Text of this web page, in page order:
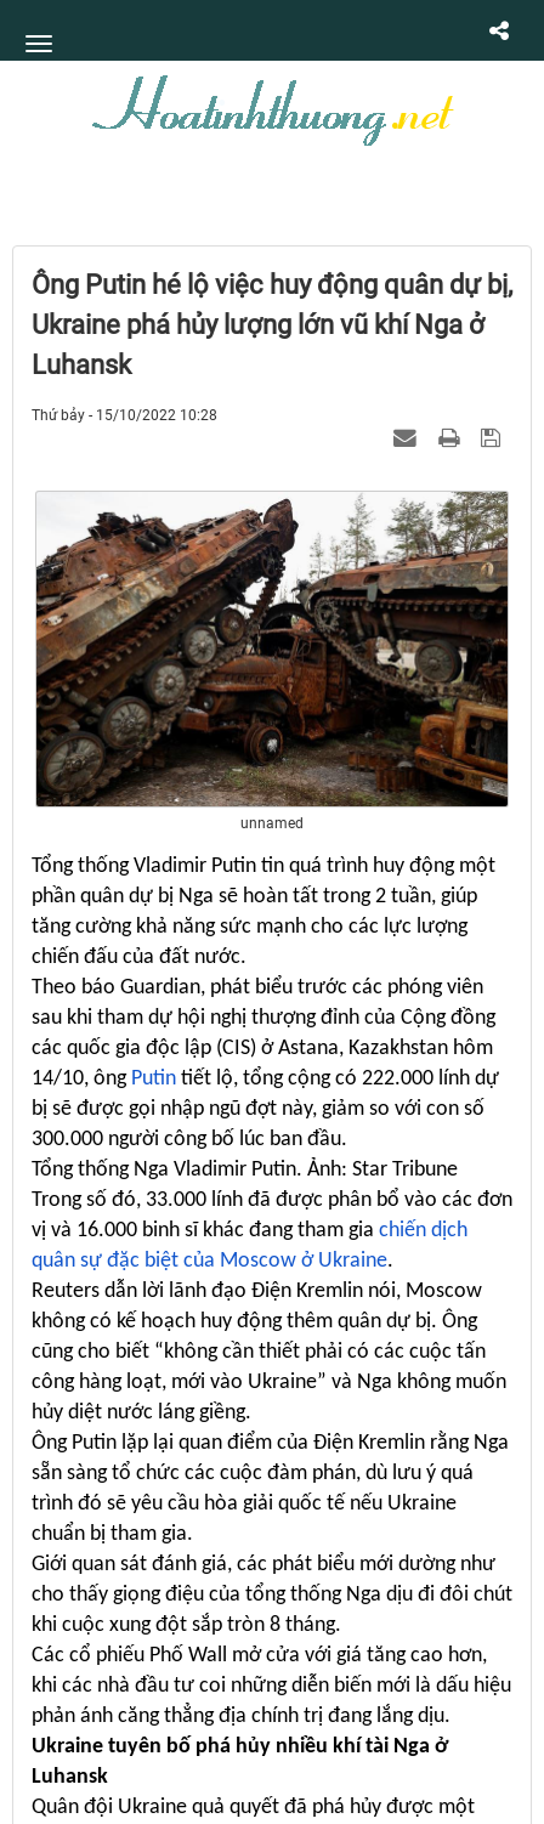
Ông Putin hé lộ việc huy động quân dự bị,
Ukraine phá hủy lượng lớn vũ khí Nga ở
Luhansk
Thứ bảy - 15/10/2022 10:28
unnamed
Tổng thống Vladimir Putin tin quá trình huy động một
phần quân dự bị Nga sẽ hoàn tất trong 2 tuần, giúp
tăng cường khả năng sức mạnh cho các lực lượng
chiến đấu của đất nước.
Theo báo Guardian, phát biểu trước các phóng viên
sau khi tham dự hội nghị thượng đỉnh của Cộng đồng
các quốc gia độc lập (CIS) ở Astana, Kazakhstan hôm
14/10, ông Putin tiết lộ, tổng cộng có 222.000 lính dự
bị sẽ được gọi nhập ngũ đợt này, giảm so với con số
300.000 người công bố lúc ban đầu.
Tổng thống Nga Vladimir Putin. Ảnh: Star Tribune
Trong số đó, 33.000 lính đã được phân bổ vào các đơn
vị và 16.000 binh sĩ khác đang tham gia chiến dịch
quân sự đặc biệt của Moscow ở Ukraine.
Reuters dẫn lời lãnh đạo Điện Kremlin nói, Moscow
không có kế hoạch huy động thêm quân dự bị. Ông
cũng cho biết “không cần thiết phải có các cuộc tấn
công hàng loạt, mới vào Ukraine” và Nga không muốn
hủy diệt nước láng giềng.
Ông Putin lặp lại quan điểm của Điện Kremlin rằng Nga
sẵn sàng tổ chức các cuộc đàm phán, dù lưu ý quá
trình đó sẽ yêu cầu hòa giải quốc tế nếu Ukraine
chuẩn bị tham gia.
Giới quan sát đánh giá, các phát biểu mới dường như
cho thấy giọng điệu của tổng thống Nga dịu đi đôi chút
khi cuộc xung đột sắp tròn 8 tháng.
Các cổ phiếu Phố Wall mở cửa với giá tăng cao hơn,
khi các nhà đầu tư coi những diễn biến mới là dấu hiệu
phản ánh căng thẳng địa chính trị đang lắng dịu.
Ukraine tuyên bố phá hủy nhiều khí tài Nga ở
Luhansk
Quân đội Ukraine quả quyết đã phá hủy được một